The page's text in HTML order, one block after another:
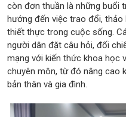
còn đơn thuần là những buổi
hướng đến việc trao đổi, thảo
thiết thực trong cuộc sống.
người dân đặt câu hỏi, đối
mạng với kiến thức khoa học
chuyên môn, từ đó nâng cao
bản thân và gia đình.